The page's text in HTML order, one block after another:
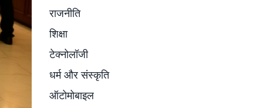
राजनीति
शिक्षा
टेक्नोलॉजी
धर्म और संस्कृति
ऑटोमोबाइल